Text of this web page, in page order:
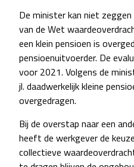
De minister kan niet
van de Wet
een klein pensioen is
pensioenuitvoerder. De
voor 2021. Volgens de
jl. daadwerkelijk kleine
overgedragen.
Bij de overstap naar een
heeft de werkgever de
collectieve